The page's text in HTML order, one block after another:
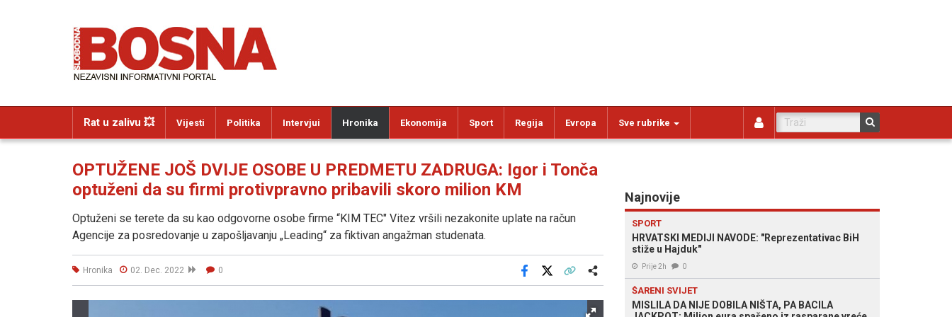
Rat u zalivu 💥 Vijesti Politika Intervjui Hronika Ekonomija Sport Regija Evropa Sve rubrike
OPTUŽENE JOŠ DVIJE OSOBE U PREDMETU ZADRUGA: Igor i Tonča
optuženi da su firmi protivpravno pribavili skoro milion KM
Optuženi se terete da su kao odgovorne osobe firme “KIM TEC" Vitez vršili nezakonite uplate na račun
Agencije za posredovanje u zapošljavanju „Leading“ za fiktivan angažman studenata.
Hronika 02. Dec. 2022 0
Facebook
Najnovije
SPORT
HRVATSKI MEDIJI NAVODE: "Reprezentativac BiH
stiže u Hajduk"
Prije 2h 0
ŠARENI SVIJET
MISLILA DA NIJE DOBILA NIŠTA, PA BACILA